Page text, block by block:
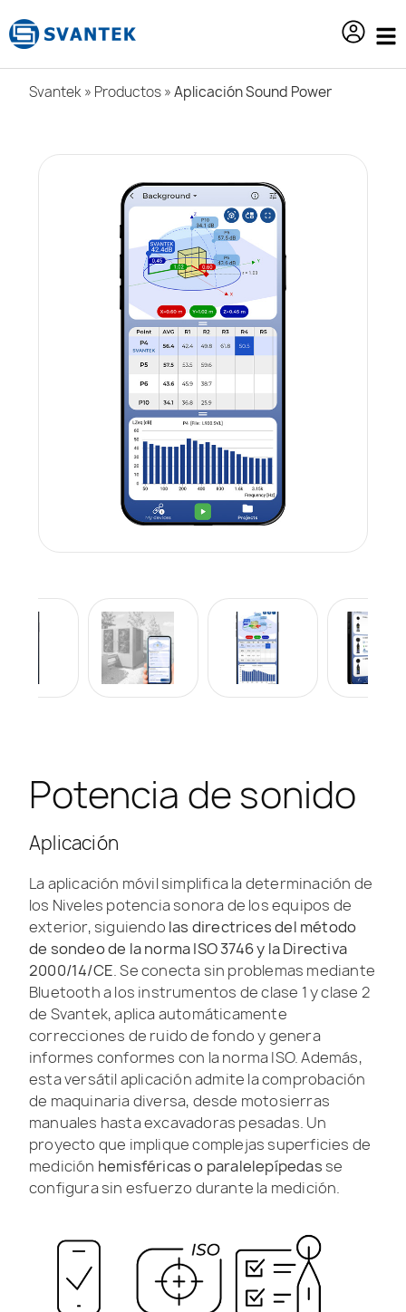
Svantek» Productos»Aplicación Sound Power
Potencia de sonido
Aplicación
La aplicación móvil simplifica la determinación de
los Niveles potencia sonora de los equipos de
exterior, siguiendo las directrices del método
de sondeo de la norma ISO 3746 y la Directiva
2000/14/CE. Se conecta sin problemas mediante
Bluetooth a los instrumentos de clase 1 y clase 2
de Svantek, aplica automáticamente
correcciones de ruido de fondo y genera
informes conformes con la norma ISO. Además,
esta versátil aplicación admite la comprobación
de maquinaria diversa, desde motosierras
manuales hasta excavadoras pesadas. Un
proyecto que implique complejas superficies de
medición hemisféricas o paralelepípedas se
configura sin esfuerzo durante la medición.